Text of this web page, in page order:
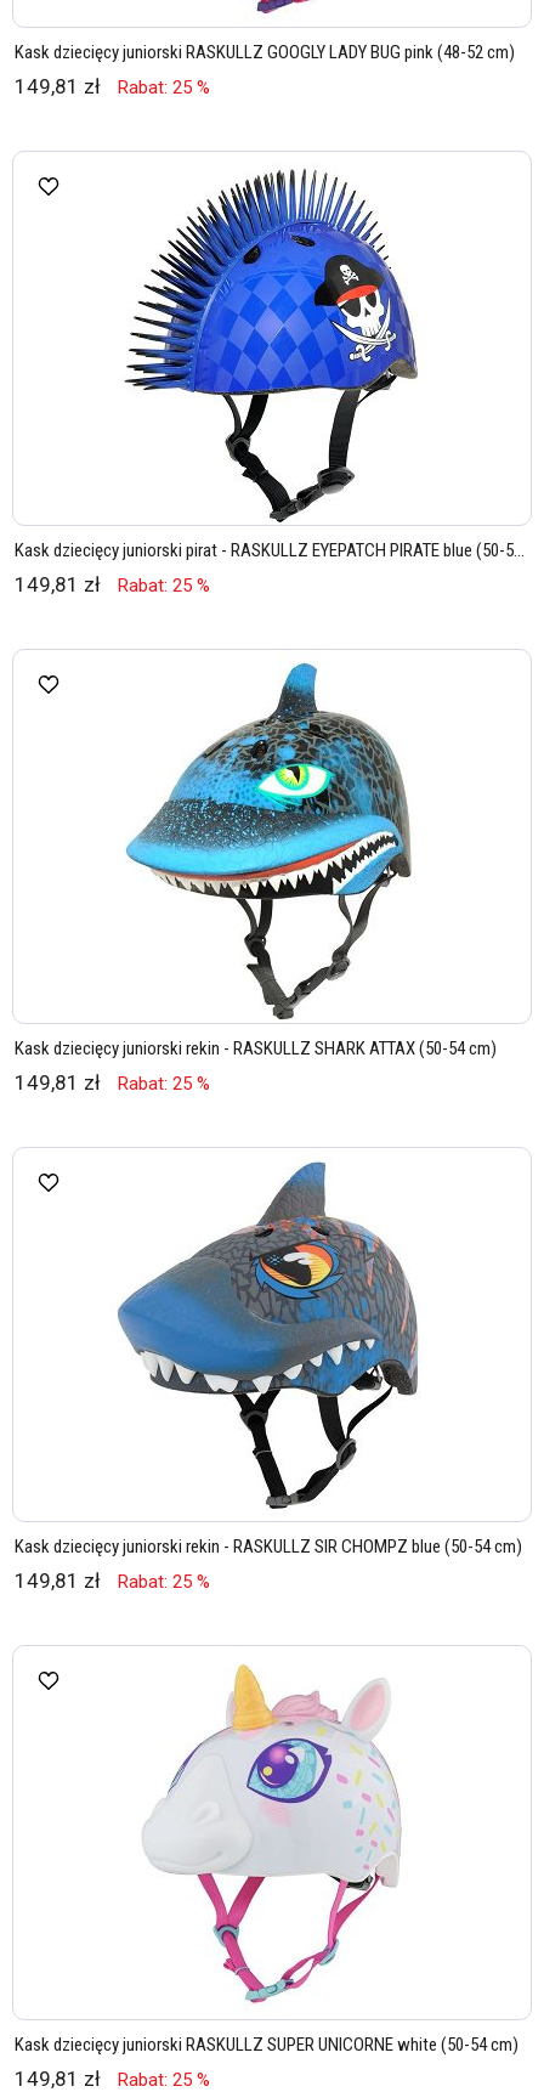
Kask dziecięcy juniorski RASKULLZ GOOGLY LADY BUG pink (48-52 cm)
149,81 zł Rabat: 25 %
Kask dziecięcy juniorski pirat - RASKULLZ EYEPATCH PIRATE blue (50-5...
149,81 zł Rabat: 25 %
Kask dziecięcy juniorski rekin - RASKULLZ SHARK ATTAX (50-54 cm)
149,81 zł Rabat: 25 %
Kask dziecięcy juniorski rekin - RASKULLZ SIR CHOMPZ blue (50-54 cm)
149,81 zł Rabat: 25 %
Kask dziecięcy juniorski RASKULLZ SUPER UNICORNE white (50-54 cm)
149,81 zł Rabat: 25 %